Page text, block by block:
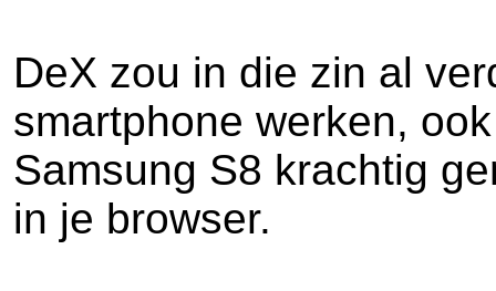
DeX zou in die zin al
smartphone werken,
Samsung S8 krachtig
in je browser.